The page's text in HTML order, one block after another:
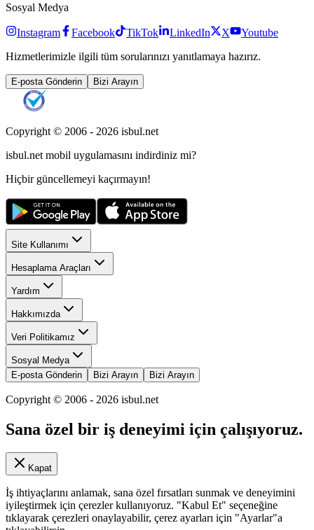
Sosyal Medya
Instagram Facebook TikTok LinkedIn X
Youtube
Hizmetlerimizle ilgili tüm sorularınızı yanıtlamaya hazırız.
E-posta Gönderin Bizi Arayın
Copyright © 2006 - 2026 isbul.net
isbul.net mobil uygulamasını indirdiniz mi?
Hiçbir güncellemeyi kaçırmayın!
Site Kullanımı
Hesaplama Araçları
Yardım
Hakkımızda
Veri Politikamız
Sosyal Medya
E-posta Gönderin
Bizi Arayın Bizi Arayın
Copyright © 2006 - 2026 isbul.net
Sana özel bir iş deneyimi için çalışıyoruz.
Kapat
İş ihtiyaçlarını anlamak, sana özel fırsatları sunmak ve deneyimini
iyileştirmek için çerezler kullanıyoruz. "Kabul Et" seçeneğine
tıklayarak çerezleri onaylayabilir, çerez ayarları için "Ayarlar"a